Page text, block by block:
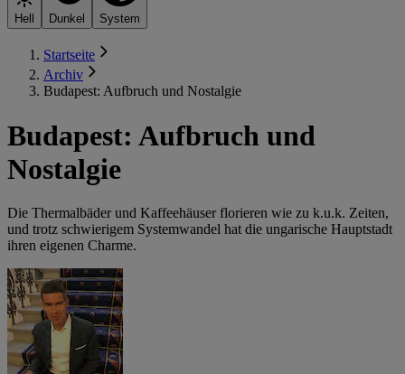
Hell Dunkel System
Startseite
Archiv
Budapest: Aufbruch und Nostalgie
Budapest: Aufbruch und
Nostalgie
Die Thermalbäder und Kaffeehäuser florieren wie zu k.u.k. Zeiten,
und trotz schwierigem Systemwandel hat die ungarische Hauptstadt
ihren eigenen Charme.